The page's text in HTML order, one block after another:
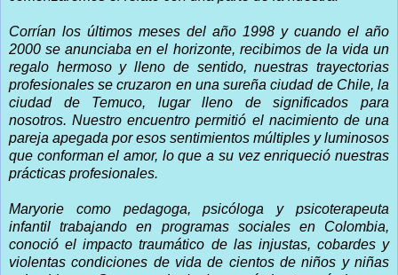
Corrían los últimos meses del año 1998 y cuando el año
2000 se anunciaba en el horizonte, recibimos de la vida un
regalo hermoso y lleno de sentido, nuestras trayectorias
profesionales se cruzaron en una sureña ciudad de Chile, la
ciudad de Temuco, lugar lleno de significados para
nosotros. Nuestro encuentro permitió el nacimiento de una
pareja apegada por esos sentimientos múltiples y luminosos
que conforman el amor, lo que a su vez enriqueció nuestras
prácticas profesionales.
Maryorie como pedagoga, psicóloga y psicoterapeuta
infantil trabajando en programas sociales en Colombia,
conoció el impacto traumático de las injustas, cobardes y
violentas condiciones de vida de cientos de niños y niñas